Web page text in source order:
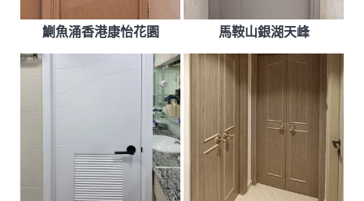
鰂魚涌香港康怡花園 馬鞍山銀湖天峰